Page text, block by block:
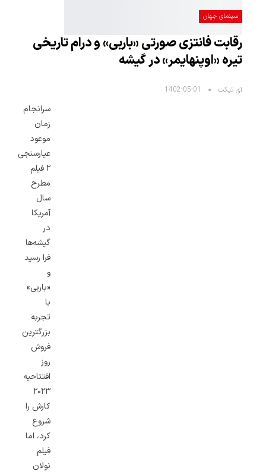
سینمای جهان
رقابت فانتزی صورتی «باربی» و درام تاریخی
تیره «اوپنهایمر» در گیشه
آی تیکت 1402-05-01
سرانجام
زمان
موعود
عیارسنجی
۲ فیلم
مطرح
سال
آمریکا
در
گیشه‌ها
فرا رسید
و
«باربی»
با
تجربه
بزرگترین
فروش
روز
افتتاحیه
۲۰۲۳
کارش را
شروع
کرد، اما
فیلم
نولان